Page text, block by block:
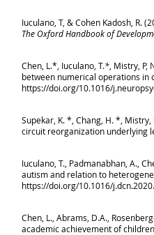
Iuculano, T, & Cohen Kadosh, R.
The Oxford Handbook of
Chen, L.*, Iuculano, T.* , Mistry,
between numerical operations
https://doi.org/10.1016/
Supekar, K. *, Chang, H. *,
circuit reorganization underlying
Iuculano, T., Padmanabhan, A.,
autism and relation to
https://doi.org/10.1016/
Chen, L., Abrams, D.A.,
academic achievement of